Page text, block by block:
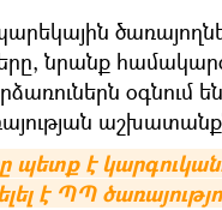
նրանք
է
է ՊՊ